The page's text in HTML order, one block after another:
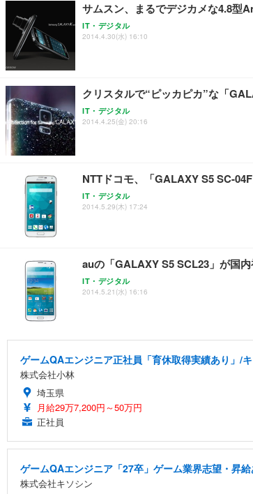
サムスン、まるでデジカメな4.8
IT・デジタル
2014.4.30(水) 16:10
クリスタルで“ピッカピカ”な「
IT・デジタル
2014.4.25(金) 20:16
NTTドコモ、「GALAXY S5 SC-
IT・デジタル
2014.5.29(木) 17:24
auの「GALAXY S5 SCL23」が国
IT・デジタル
2014.5.21(水) 16:16
ゲームQAエンジニア正社員「育休取得実績あり」/
株式会社小林
埼玉県
月給29万7,200円～50万円
正社員
ゲームQAエンジニア「27卒」ゲーム業界志望・昇
株式会社キソシン